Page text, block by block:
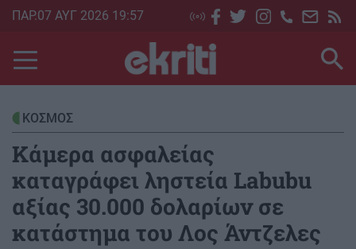
Skip
main
content
ΠΑΡ.07 ΑΥΓ 2026 19:57
ΚΟΣΜΟΣ
Κάμερα ασφαλείας
καταγράφει ληστεία Labubu
αξίας 30.000 δολαρίων σε
κατάστημα του Λος Άντζελες